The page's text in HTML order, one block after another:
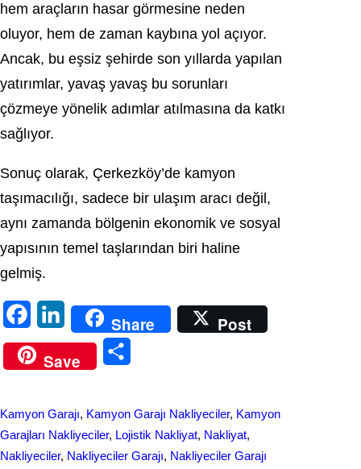
hem araçların hasar görmesine neden
oluyor, hem de zaman kaybına yol açıyor.
Ancak, bu eşsiz şehirde son yıllarda yapılan
yatırımlar, yavaş yavaş bu sorunları
çözmeye yönelik adımlar atılmasına da katkı
sağlıyor.
Sonuç olarak, Çerkezköy’de kamyon
taşımacılığı, sadece bir ulaşım aracı değil,
aynı zamanda bölgenin ekonomik ve sosyal
yapısının temel taşlarından biri haline
gelmiş.
a
c
o
i
n
d
Share
Post
Save
r
e
Kamyon Garajı, Kamyon Garajı Nakliyeciler, Kamyon
Garajları Nakliyeciler, Lojistik Nakliyat, Nakliyat
Nakliyeciler, Nakliyeciler Garajı, Nakliyeciler Garajı